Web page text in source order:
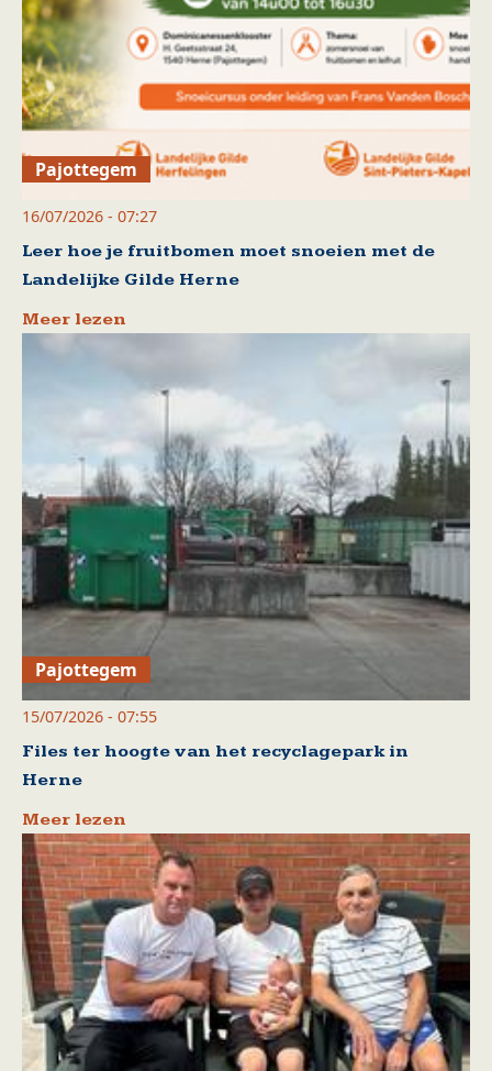
Pajottegem
16/07/2026 - 07:27
Leer hoe je fruitbomen moet snoeien met de
Landelijke Gilde Herne
Meer lezen
Pajottegem
15/07/2026 - 07:55
Files ter hoogte van het recyclagepark in
Herne
Meer lezen